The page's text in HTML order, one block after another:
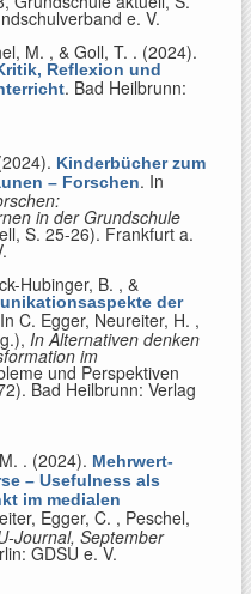
e. V.
M. , & Goll, T. . (2024).
Reflexion und
. Bad Heilbrunn:
Kinderbücher zum
– Forschen. In
in der Grundschule
S. 25-26). Frankfurt a.
Hubinger, B. , &
der
C. Egger, Neureiter, H. ,
, In Alternativen denken
im
und Perspektiven
Bad Heilbrunn: Verlag
. (2024). Mehrwert-
– Usefulness als
im medialen
Egger, C. , Peschel,
Journal, September
GDSU e. V.